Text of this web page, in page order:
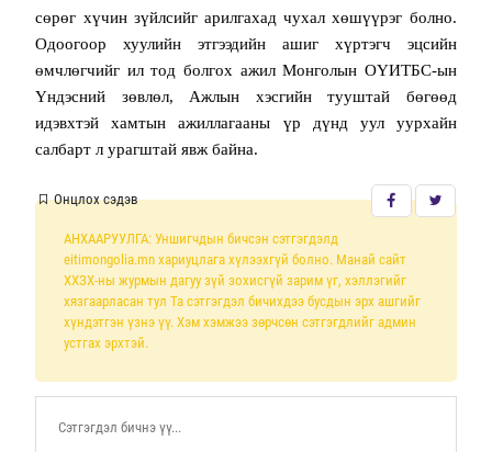
сөрөг хүчин зүйлсийг арилгахад чухал хөшүүрэг болно.
Одоогоор хуулийн этгээдийн ашиг хүртэгч эцсийн
өмчлөгчийг ил тод болгох ажил Монголын ОҮИТБС-ын
Үндэсний зөвлөл, Ажлын хэсгийн тууштай бөгөөд
идэвхтэй хамтын ажиллагааны үр дүнд уул уурхайн
салбарт л урагштай явж байна.
Онцлох сэдэв
АНХААРУУЛГА: Уншигчдын бичсэн сэтгэгдэлд
eitimongolia.mn хариуцлага хүлээхгүй болно. Манай сайт
ХХЗХ-ны журмын дагуу зүй зохисгүй зарим үг, хэллэгийг
хязгаарласан тул Та сэтгэгдэл бичихдээ бусдын эрх ашгийг
хүндэтгэн үзнэ үү. Хэм хэмжээ зөрчсөн сэтгэгдлийг админ
устгах эрхтэй.